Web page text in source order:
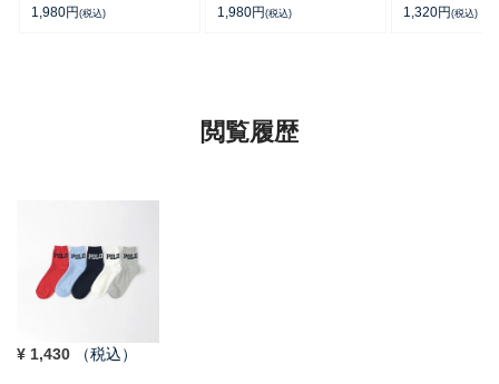
ーカー丈ソックス 【3足
1,980円(税込)
ポイントソックス ショー
1,980円(税込)
短翌日発送】
1,320円(税込)
閲覧履歴
¥ 1,430 （税込）